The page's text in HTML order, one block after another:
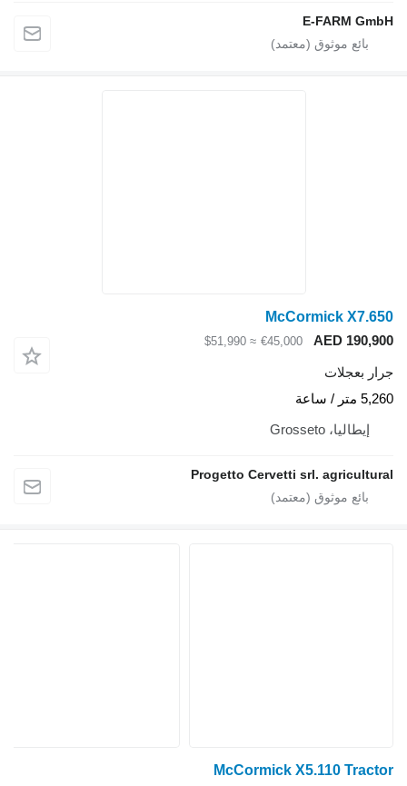
E-FARM GmbH
McCormick X7.650
AED 190,900
€45,000
≈ $51,990
جرار بعجلات
5,260 متر / ساعة
إيطاليا، Grosseto
Progetto Cervetti srl. agricultural
McCormick X5.110 Tractor